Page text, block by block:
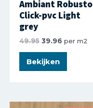
Ambiant Robusto
Click-pvc Light
grey
49.95 39.96 per m2
Bekijken